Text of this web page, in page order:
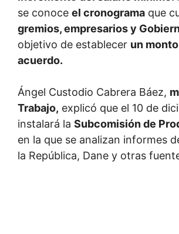
se conoce el cronograma que
gremios, empresarios y
objetivo de establecer un
acuerdo.
Ángel Custodio Cabrera Báez,
Trabajo, explicó que el 10 de
instalará la Subcomisión de
en la que se analizan informes
la República, Dane y otras